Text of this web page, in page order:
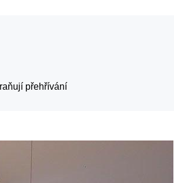
přehřívání